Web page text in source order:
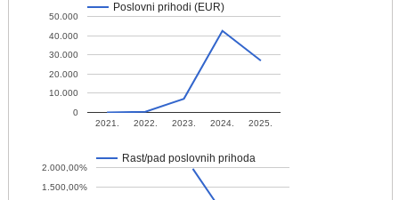
Poslovni prihodi (EUR)
2021. 2022. 2023. 2024. 2025.
0
10.000
20.000
30.000
40.000
50.000
Rast/pad poslovnih prihoda
1.500,00%
2.000,00%